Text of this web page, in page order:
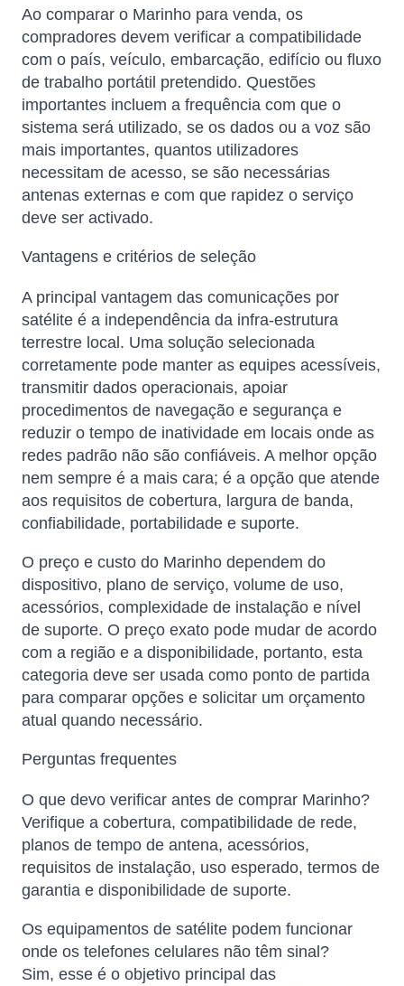
Ao comparar o Marinho para venda, os
compradores devem verificar a compatibilidade
com o país, veículo, embarcação, edifício ou fluxo
de trabalho portátil pretendido. Questões
importantes incluem a frequência com que o
sistema será utilizado, se os dados ou a voz são
mais importantes, quantos utilizadores
necessitam de acesso, se são necessárias
antenas externas e com que rapidez o serviço
deve ser activado.
Vantagens e critérios de seleção
A principal vantagem das comunicações por
satélite é a independência da infra-estrutura
terrestre local. Uma solução selecionada
corretamente pode manter as equipes acessíveis,
transmitir dados operacionais, apoiar
procedimentos de navegação e segurança e
reduzir o tempo de inatividade em locais onde as
redes padrão não são confiáveis. A melhor opção
nem sempre é a mais cara; é a opção que atende
aos requisitos de cobertura, largura de banda,
confiabilidade, portabilidade e suporte.
O preço e custo do Marinho dependem do
dispositivo, plano de serviço, volume de uso,
acessórios, complexidade de instalação e nível
de suporte. O preço exato pode mudar de acordo
com a região e a disponibilidade, portanto, esta
categoria deve ser usada como ponto de partida
para comparar opções e solicitar um orçamento
atual quando necessário.
Perguntas frequentes
O que devo verificar antes de comprar Marinho?
Verifique a cobertura, compatibilidade de rede,
planos de tempo de antena, acessórios,
requisitos de instalação, uso esperado, termos de
garantia e disponibilidade de suporte.
Os equipamentos de satélite podem funcionar
onde os telefones celulares não têm sinal?
Sim, esse é o objetivo principal das